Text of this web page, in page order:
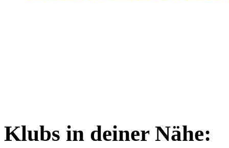
Klubs in deiner Nähe: